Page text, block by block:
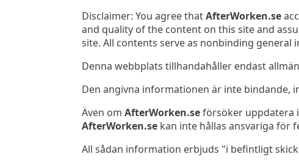
Disclaimer: You agree thatAfterWorken.se
and quality of the content on this site and
site. All contents serve as nonbinding general
Denna webbplats tillhandahåller endast
Den angivna informationen är inte bindande,
Även omAfterWorken.seförsöker uppdatera
AfterWorken.se kan inte hållas ansvariga för
All sådan information erbjuds "i befintligt